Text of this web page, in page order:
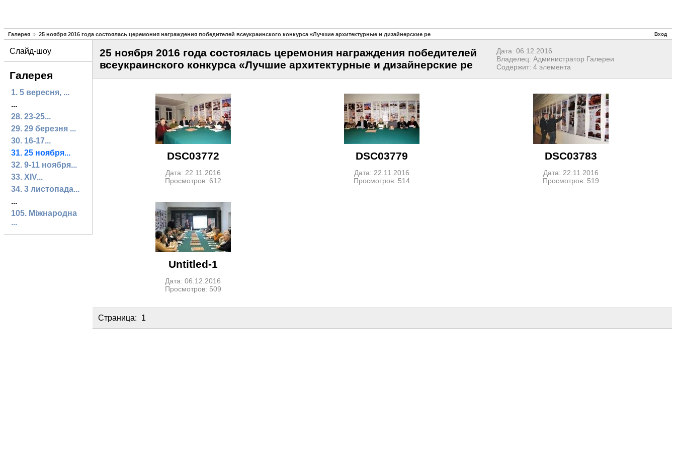
Вход
Галерея 25 ноября 2016 года состоялась церемония награждения победителей всеукраинского конкурса «Лучшие архитектурные и дизайнерские ре
Слайд-шоу
Галерея
1. 5 вересня, ...
...
28. 23-25...
29. 29 березня ...
30. 16-17...
31. 25 ноября...
32. 9-11 ноября...
33. XIV...
34. 3 листопада...
...
105. Міжнародна
...
25 ноября 2016 года состоялась церемония награждения победителей
всеукраинского конкурса «Лучшие архитектурные и дизайнерские ре
Дата: 06.12.2016
Владелец: Администратор Галереи
Содержит: 4 элемента
DSC03772
Дата: 22.11.2016
Просмотров: 612
DSC03779
Дата: 22.11.2016
Просмотров: 514
DSC03783
Дата: 22.11.2016
Просмотров: 519
Untitled-1
Дата: 06.12.2016
Просмотров: 509
Страница: 1